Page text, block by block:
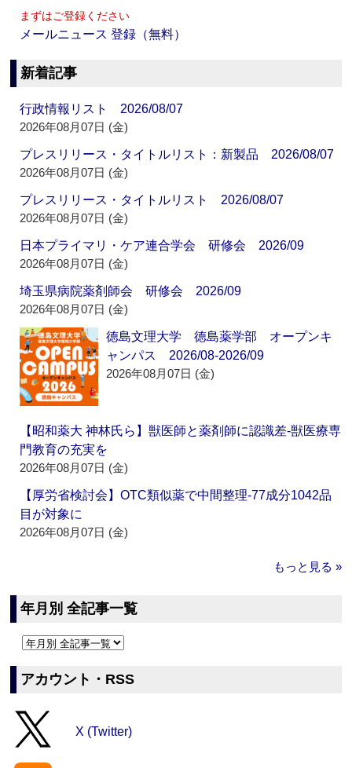
まずはご登録ください
メールニュース 登録（無料）
新着記事
行政情報リスト 2026/08/07
2026年08月07日 (金)
プレスリリース・タイトルリスト：新製品 2026/08/07
2026年08月07日 (金)
プレスリリース・タイトルリスト 2026/08/07
2026年08月07日 (金)
日本プライマリ・ケア連合学会 研修会 2026/09
2026年08月07日 (金)
埼玉県病院薬剤師会 研修会 2026/09
2026年08月07日 (金)
徳島文理大学 徳島薬学部 オープンキ
ャンパス 2026/08-2026/09
2026年08月07日 (金)
【昭和薬大 神林氏ら】獣医師と薬剤師に認識差‐獣医療専
門教育の充実を
2026年08月07日 (金)
【厚労省検討会】OTC類似薬で中間整理‐77成分1042品
目が対象に
2026年08月07日 (金)
もっと見る »
年月別 全記事一覧
アカウント・RSS
X (Twitter)